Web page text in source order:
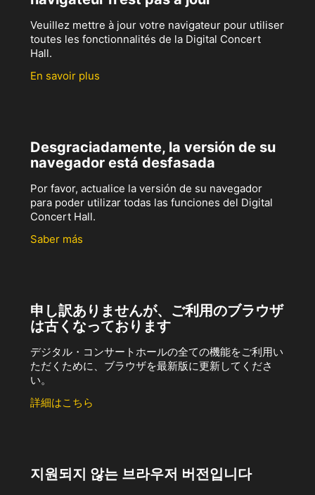
Veuillez mettre à jour votre navigateur pour utiliser
toutes les fonctionnalités de la Digital Concert
Hall.
En savoir plus
Desgraciadamente, la versión de su
navegador está desfasada
Por favor, actualice la versión de su navegador
para poder utilizar todas las funciones del Digital
Concert Hall.
Saber más
申し訳ありませんが、ご利用のブラウザ
は古くなっております
デジタル・コンサートホールの全ての機能をご利用い
ただくために、ブラウザを最新版に更新してくださ
い。
詳細はこちら
지원되지 않는 브라우저 버전입니다